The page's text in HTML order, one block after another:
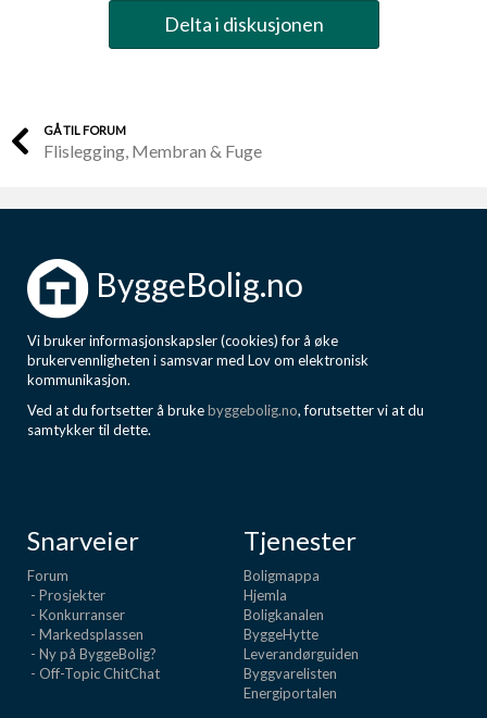
Delta i diskusjonen
GÅ TIL FORUM
Flislegging, Membran & Fuge
ByggeBolig.no
Vi bruker informasjonskapsler (cookies) for å øke
brukervennligheten i samsvar med Lov om elektronisk
kommunikasjon.
Ved at du fortsetter å brukebyggebolig.no, forutsetter vi at du
samtykker til dette.
Snarveier
Forum
- Prosjekter
- Konkurranser
- Markedsplassen
- Ny på ByggeBolig?
- Off-Topic ChitChat
Tjenester
Boligmappa
Hjemla
Boligkanalen
ByggeHytte
Leverandørguiden
Byggvarelisten
Energiportalen